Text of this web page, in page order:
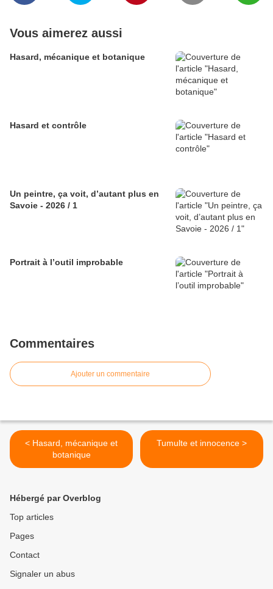
Vous aimerez aussi
Hasard, mécanique et botanique
Hasard et contrôle
Un peintre, ça voit, d’autant plus en
Savoie - 2026 / 1
Portrait à l’outil improbable
Commentaires
Ajouter un commentaire
< Hasard, mécanique et
botanique
Tumulte et innocence >
Hébergé par Overblog
Top articles
Pages
Contact
Signaler un abus